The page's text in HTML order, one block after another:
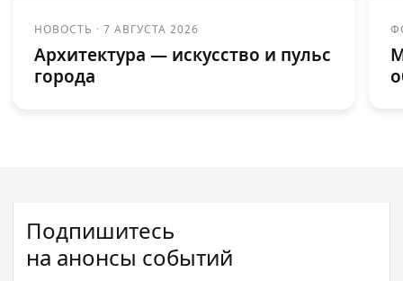
НОВОСТЬ ·7 АВГУСТА 2026
Архитектура — искусство и пульс
города
Подпишитесь
на анонсы событий